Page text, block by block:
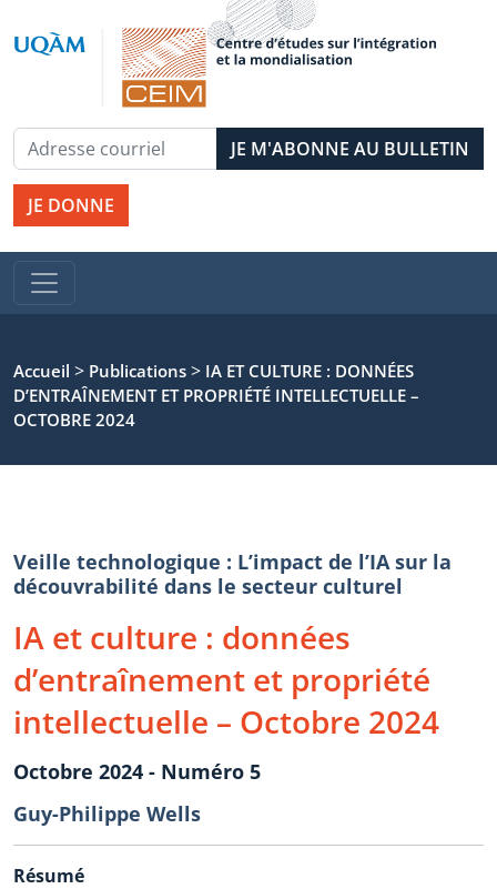
JE DONNE
Accueil > Publications > IA ET CULTURE : DONNÉES
D’ENTRAÎNEMENT ET PROPRIÉTÉ INTELLECTUELLE –
OCTOBRE 2024
Veille technologique : L’impact de l’IA sur la
découvrabilité dans le secteur culturel
IA et culture : données
d’entraînement et propriété
intellectuelle – Octobre 2024
Octobre 2024 - Numéro 5
Guy-Philippe Wells
Résumé